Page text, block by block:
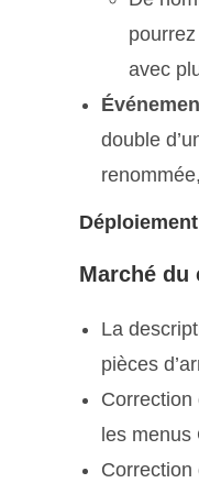
avec
double
Marché du
La
pièces
Correction
les menus
Correction